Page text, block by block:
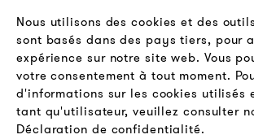
Newsletter
LÉGAL
Conditions Générales de Vente
Protection des Données
Mentions Légales
Nous utilisons des cookies et des
sont basés dans des pays tiers, pour
expérience sur notre site web. Vous
votre consentement à tout moment.
d'informations sur les cookies utilisés
tant qu'utilisateur, veuillez consulter
Déclaration de confidentialité.